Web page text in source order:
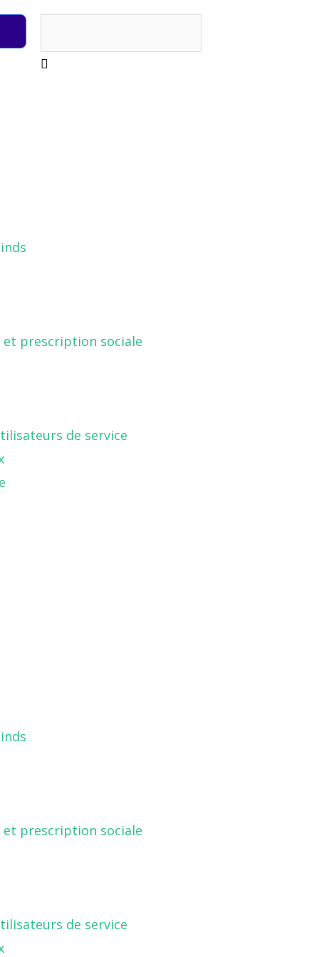
prescription sociale
de service
prescription sociale
de service